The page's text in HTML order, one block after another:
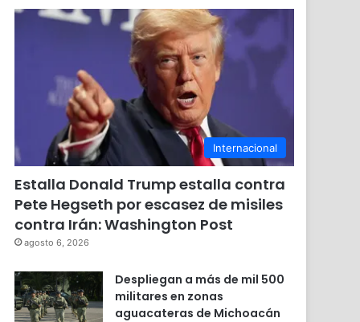
Internacional
Estalla Donald Trump estalla contra
Pete Hegseth por escasez de misiles
contra Irán: Washington Post
agosto 6, 2026
Despliegan a más de mil 500
militares en zonas
aguacateras de Michoacán